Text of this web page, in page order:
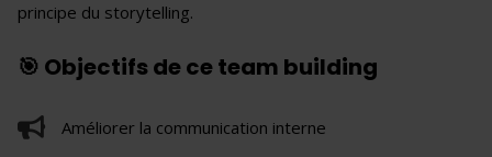
principe du storytelling.
🎯 Objectifs de ce team building
Améliorer la communication interne